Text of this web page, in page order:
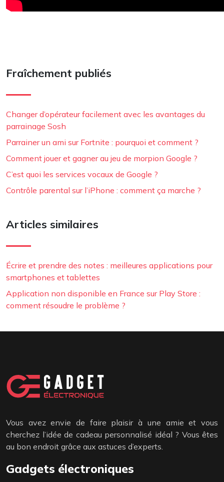
Fraîchement publiés
Changer d’opérateur facilement avec les avantages du
parrainage Sosh
Parrainer un ami sur Fortnite : pourquoi et comment ?
Comment jouer et gagner au jeu de morpion Google ?
C’est quoi les services vocaux de Google ?
Contrôle parental sur l’iPhone : comment ça marche ?
Articles similaires
Écrire et prendre des notes : meilleures applications pour
smartphones et tablettes
Application non disponible en France sur Play Store :
comment résoudre le problème ?
Vous avez envie de faire plaisir à une amie et vous
cherchez l’idée de cadeau personnalisé idéal ? Vous êtes
au bon endroit grâce aux astuces d’experts.
Gadgets électroniques